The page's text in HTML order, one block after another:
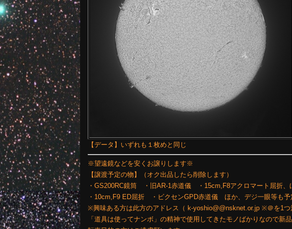
【データ】いずれも１枚めと同じ
※望遠鏡などを安くお譲りします※
【譲渡予定の物】（オク出品したら削除します）
・GS200RC鏡筒 ・旧AR-1赤道儀 ・15cm,F8アクロマート屈折、
・10cm,F9 ED屈折 ・ビクセンGPD赤道儀 ほか、デジ一眼等も予
※興味ある方は此方のアドレス（ k-yoshio@@nsknet.or.jp ※＠を1
「道具は使ってナンボ」の精神で使用してきたモノばかりなので新